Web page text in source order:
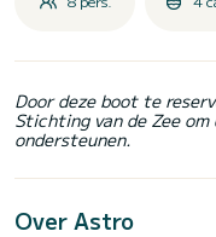
Door deze boot te
Stichting van de Zee
ondersteunen.
Over Astro